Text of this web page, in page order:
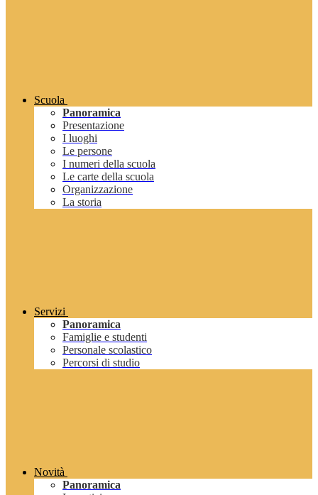
Scuola
Panoramica
Presentazione
I luoghi
Le persone
I numeri della scuola
Le carte della scuola
Organizzazione
La storia
Servizi
Panoramica
Famiglie e studenti
Personale scolastico
Percorsi di studio
Novità
Panoramica